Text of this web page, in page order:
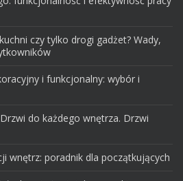
czy tylko drogi gadżet? Wady,
i funkcjonalny: wybór i
do każdego wnętrza. Drzwi
wnętrz: poradnik dla początkujących